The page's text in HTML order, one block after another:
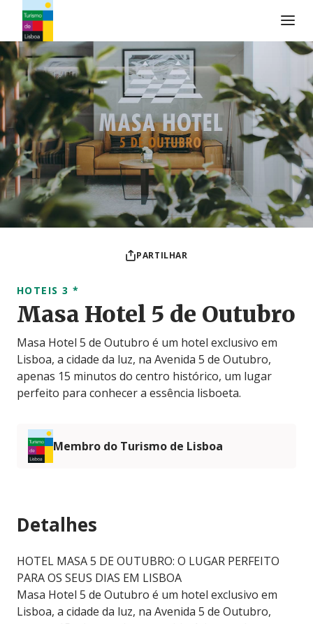
Logo do Turismo de Lisboa
PARTILHAR
HOTEIS 3 *
Masa Hotel 5 de Outubro
Masa Hotel 5 de Outubro é um hotel exclusivo em
Lisboa, a cidade da luz, na Avenida 5 de Outubro,
apenas 15 minutos do centro histórico, um lugar
perfeito para conhecer a essência lisboeta.
Membro do Turismo de Lisboa
Detalhes
HOTEL MASA 5 DE OUTUBRO: O LUGAR PERFEITO
PARA OS SEUS DIAS EM LISBOA
Masa Hotel 5 de Outubro é um hotel exclusivo em
Lisboa, a cidade da luz, na Avenida 5 de Outubro,